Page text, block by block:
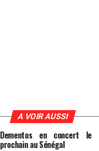
A VOIR AUSSI
Dementos en concert le
prochain au Sénégal